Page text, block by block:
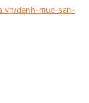
danh-muc-san-